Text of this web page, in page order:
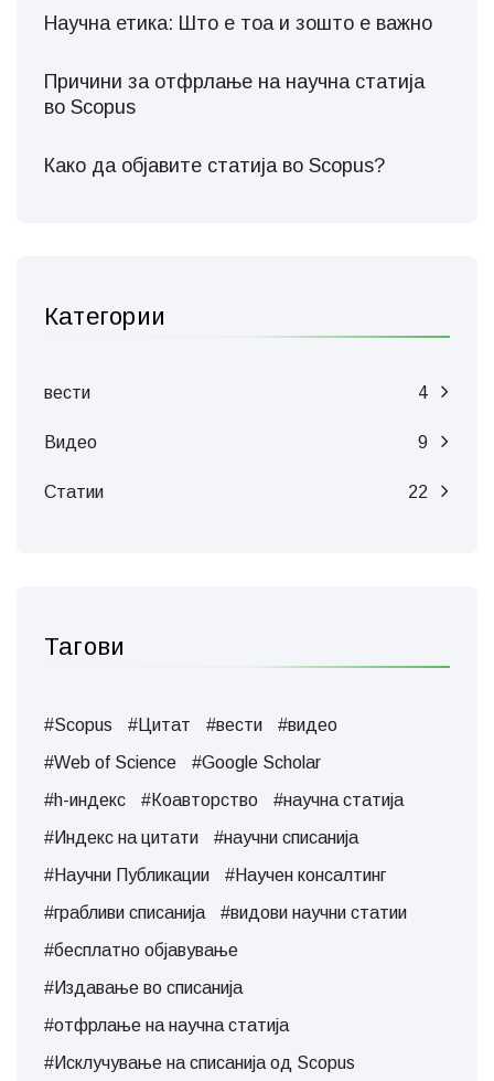
Научна етика: Што е тоа и зошто е важно
Причини за отфрлање на научна статија
во Scopus
Како да објавите статија во Scopus?
Категории
вести 4
Видео 9
Статии 22
Тагови
#Scopus #Цитат #вести
#видео
#Web of Science
#Google Scholar
#h-индекс
#Коавторство
#научна статија
#Индекс на цитати
#научни списанија
#Научни Публикации
#Научен консалтинг
#грабливи списанија
#видови научни статии
#бесплатно објавување
#Издавање во списанија
#отфрлање на научна статија
#Исклучување на списанија од Scopus